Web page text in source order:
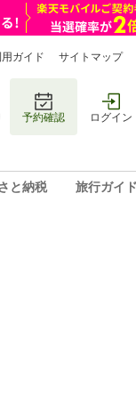
用ガイド サイトマップ
予約確認 ログイン
と納税 旅行ガイド